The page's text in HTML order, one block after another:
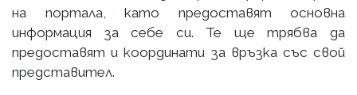
на портала, като предоставят основна
информация за себе си. Те ще трябва да
предоставят и координати за връзка със свой
представител.